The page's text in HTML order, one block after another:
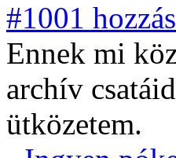
#1001
Ennek mi
archív
ütközetem.